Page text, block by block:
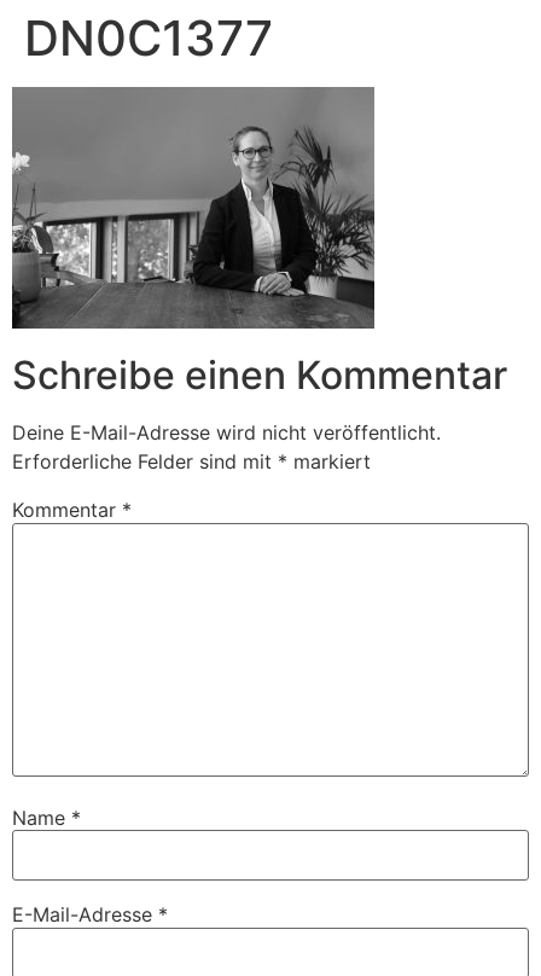
DN0C1377
Schreibe einen Kommentar
Deine E-Mail-Adresse wird nicht veröffentlicht.
Erforderliche Felder sind mit * markiert
Kommentar *
Name *
E-Mail-Adresse *